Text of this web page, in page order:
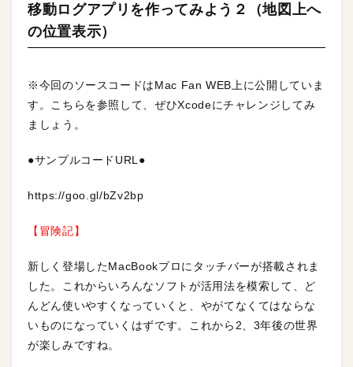
移動ログアプリを作ってみよう２（地図上へ
の位置表示）
※今回のソースコードはMac Fan WEB上に公開していま
す。こちらを参照して、ぜひXcodeにチャレンジしてみ
ましょう。
●サンプルコードURL●
https://goo.gl/bZv2bp
【冒険記】
新しく登場したMacBookプロにタッチバーが搭載されま
した。これからいろんなソフトが活用法を模索して、ど
んどん使いやすくなっていくと、やがてなくてはならな
いものになっていくはずです。これから2、3年後の世界
が楽しみですね。